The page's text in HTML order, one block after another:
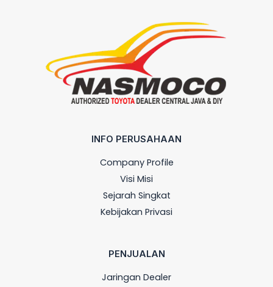
INFO PERUSAHAAN
Company Profile
Visi Misi
Sejarah Singkat
Kebijakan Privasi
PENJUALAN
Jaringan Dealer